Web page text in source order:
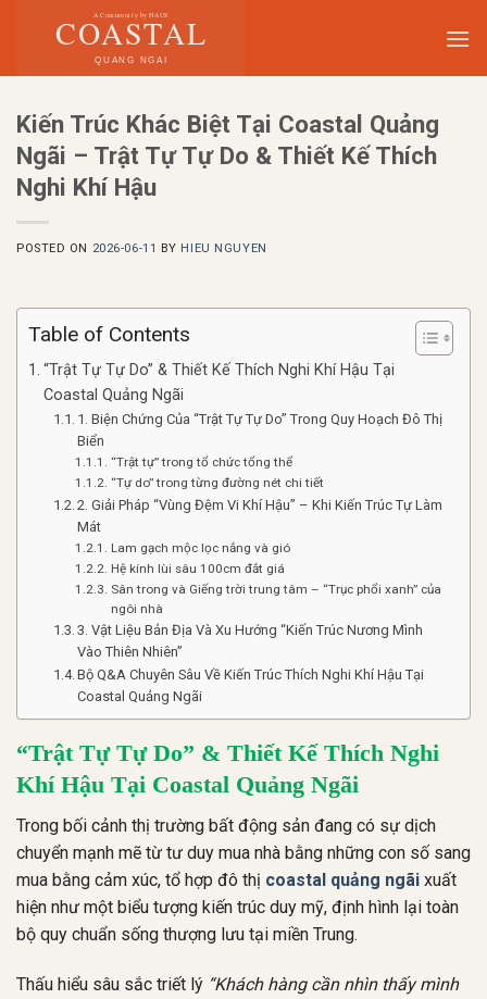
Kiến Trúc Khác Biệt Tại Coastal Quảng
Ngãi – Trật Tự Tự Do & Thiết Kế Thích
Nghi Khí Hậu
POSTED ON 2026-06-11 BY HIEU NGUYEN
Table of Contents
“Trật Tự Tự Do” & Thiết Kế Thích Nghi Khí Hậu Tại
Coastal Quảng Ngãi
1. Biện Chứng Của “Trật Tự Tự Do” Trong Quy Hoạch Đô Thị
Biển
“Trật tự” trong tổ chức tổng thể
“Tự do” trong từng đường nét chi tiết
2. Giải Pháp “Vùng Đệm Vi Khí Hậu” – Khi Kiến Trúc Tự Làm
Mát
Lam gạch mộc lọc nắng và gió
Hệ kính lùi sâu 100cm đắt giá
Sân trong và Giếng trời trung tâm – “Trục phổi xanh” của
ngôi nhà
3. Vật Liệu Bản Địa Và Xu Hướng “Kiến Trúc Nương Mình
Vào Thiên Nhiên”
Bộ Q&A Chuyên Sâu Về Kiến Trúc Thích Nghi Khí Hậu Tại
Coastal Quảng Ngãi
“Trật Tự Tự Do” & Thiết Kế Thích Nghi
Khí Hậu Tại Coastal Quảng Ngãi
Trong bối cảnh thị trường bất động sản đang có sự dịch
chuyển mạnh mẽ từ tư duy mua nhà bằng những con số sang
mua bằng cảm xúc, tổ hợp đô thị coastal quảng ngãi xuất
hiện như một biểu tượng kiến trúc duy mỹ, định hình lại toàn
bộ quy chuẩn sống thượng lưu tại miền Trung.
Thấu hiểu sâu sắc triết lý “Khách hàng cần nhìn thấy mình